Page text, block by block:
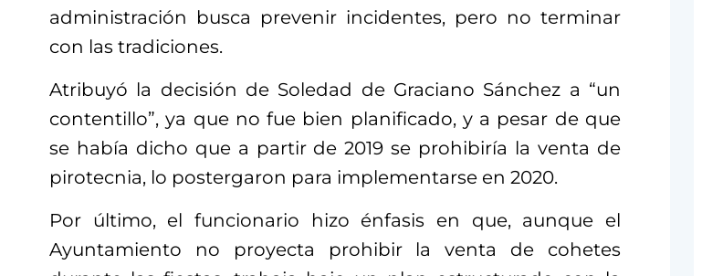
administración busca prevenir incidentes, pero no terminar
con las tradiciones.
Atribuyó la decisión de Soledad de Graciano Sánchez a “un
contentillo”, ya que no fue bien planificado, y a pesar de que
se había dicho que a partir de 2019 se prohibiría la venta de
pirotecnia, lo postergaron para implementarse en 2020.
Por último, el funcionario hizo énfasis en que, aunque el
Ayuntamiento no proyecta prohibir la venta de cohetes